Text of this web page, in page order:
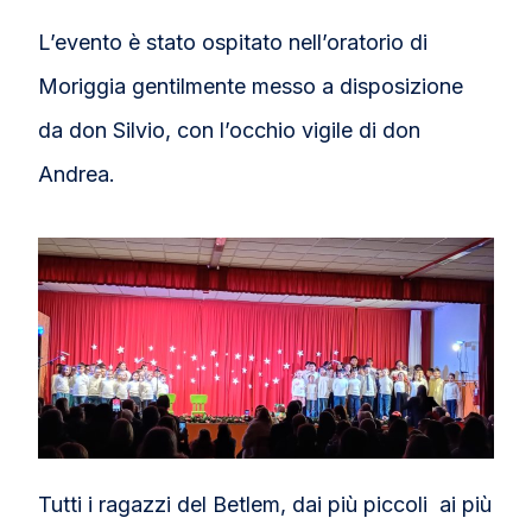
L’evento è stato ospitato nell’oratorio di
Moriggia gentilmente messo a disposizione
da don Silvio, con l’occhio vigile di don
Andrea.
Tutti i ragazzi del Betlem, dai più piccoli ai più